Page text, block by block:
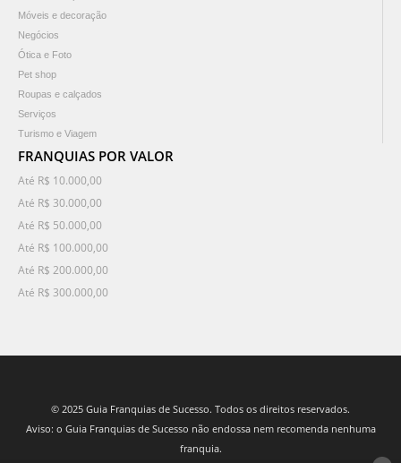
Móveis e decoração
Negócios
Ótica e Foto
Pet shop
Roupas e calçados
Serviços
Turismo e Viagem
FRANQUIAS POR VALOR
Até R$ 10.000,00
Até R$ 30.000,00
Até R$ 50.000,00
Até R$ 100.000,00
Até R$ 200.000,00
Até R$ 300.000,00
© 2025 Guia Franquias de Sucesso. Todos os direitos reservados.
Aviso: o Guia Franquias de Sucesso não endossa nem recomenda nenhuma
franquia.